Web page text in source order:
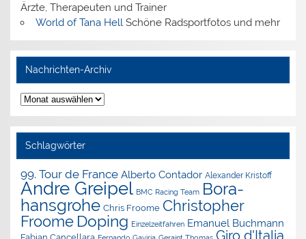
Ärzte, Therapeuten und Trainer
World of Tana HellSchöne Radsportfotos und mehr
Nachrichten-Archiv
Nachrichten-
Archiv
Schlagwörter
99. Tour de France Alberto Contador Alexander Kristoff
Andre Greipel BMC Racing Team Bora-
hansgrohe Chris Froome Christopher
Froome Doping Einzelzeitfahren Emanuel Buchmann
Giro d'Italia